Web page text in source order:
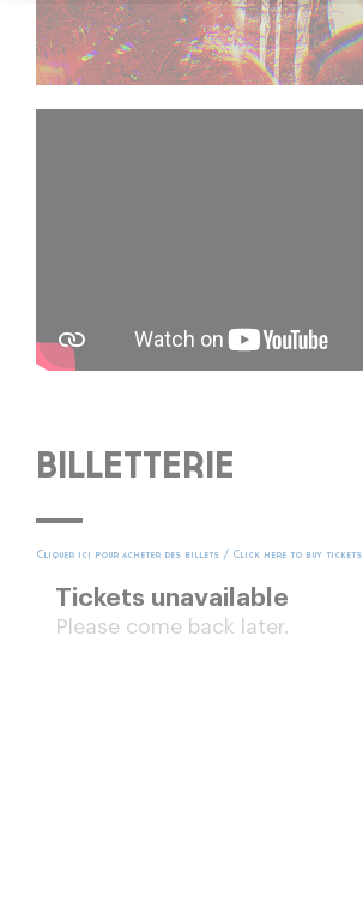
BILLETTERIE
Cliquer ici pour acheter des billets / Click here to buy tickets